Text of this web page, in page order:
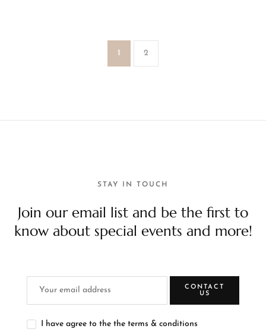
1 2
STAY IN TOUCH
Join our email list and be the first to
know about special events and more!
CONTACT
US
I have agree to the the terms & conditions